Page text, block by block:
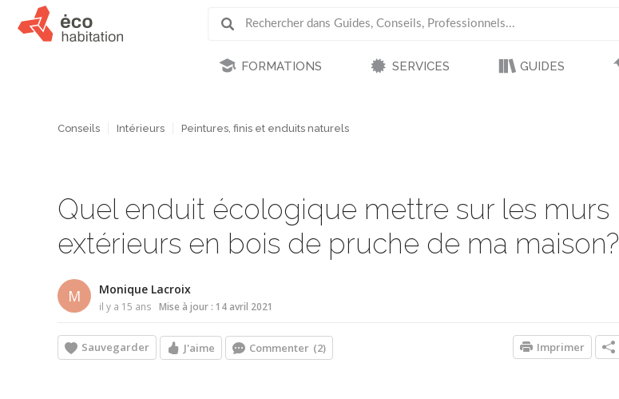
FORMATIONS SERVICES GUIDES
Conseils Intérieurs Peintures, finis et enduits naturels
Quel enduit écologique mettre sur les murs
extérieurs en bois de pruche de ma maison?
M Monique Lacroix
il y a 15 ans Mise à jour : 14 avril 2021
Sauvegarder J'aime Commenter (2) Imprimer